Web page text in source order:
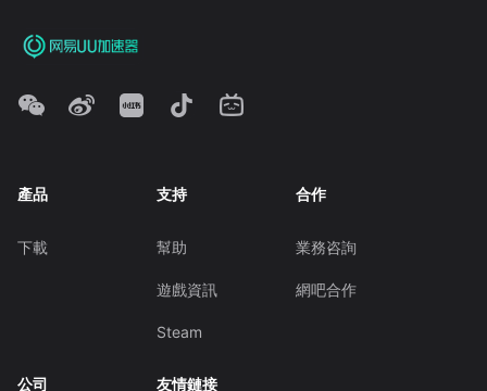
產品
下載
支持
幫助
遊戲資訊
Steam
合作
業務咨詢
網吧合作
公司 友情鏈接